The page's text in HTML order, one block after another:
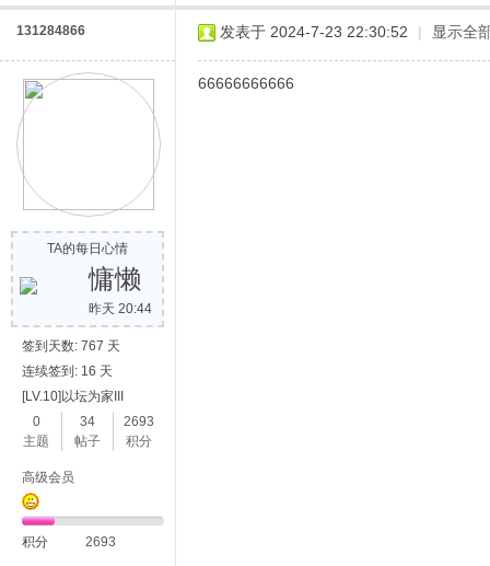
131284866
TA的每日心情
慵懒
昨天 20:44
签到天数: 767 天
连续签到: 16 天
[LV.10]以坛为家III
0
主题
34
帖子
2693
积分
高级会员
积分 2693
发表于 2024-7-23 22:30:52 | 显示全
66666666666